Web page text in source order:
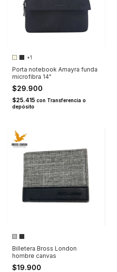
+1
Porta notebook Amayra funda
microfibra 14"
$29.900
$25.415 con Transferencia o
depósito
Billetera Bross London
hombre canvas
$19.900